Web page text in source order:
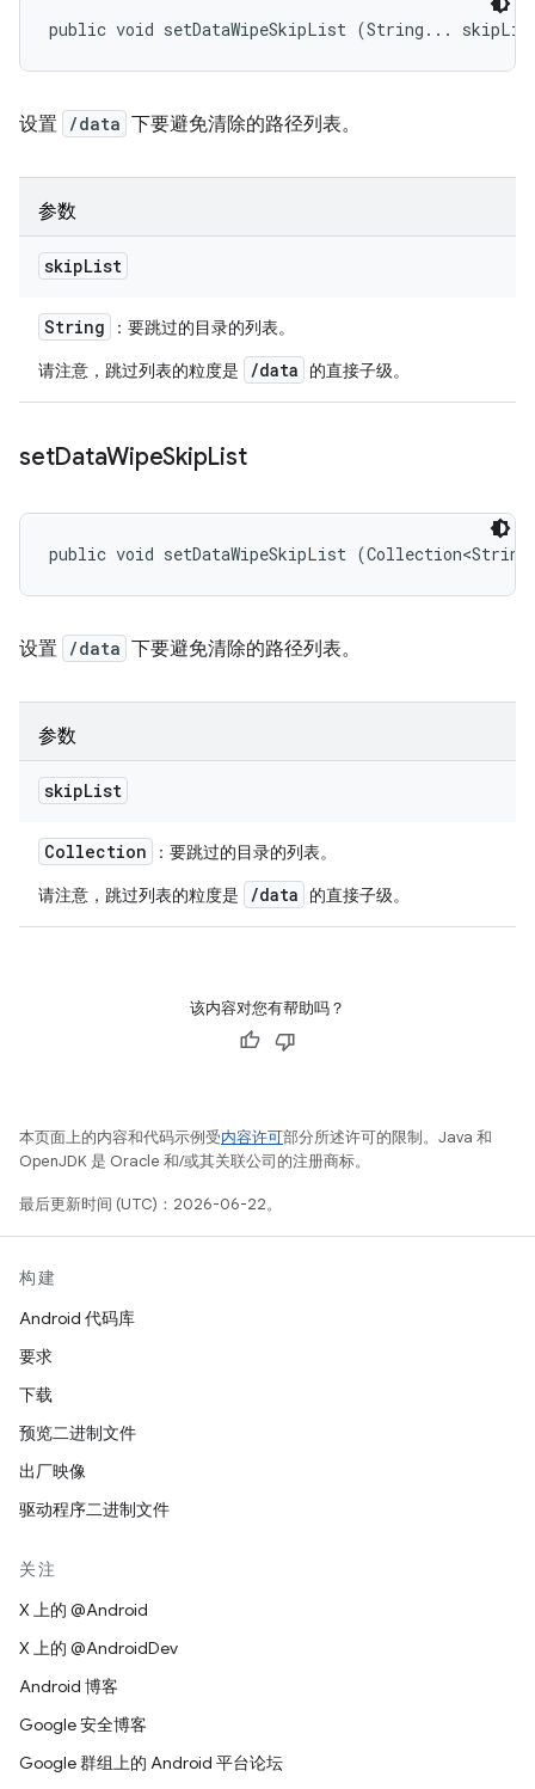
public void setDataWipeSkipList (String...
设置 /data 下要避免清除的路径列表。
参数
skipList
String
：要跳过的目录的列表。
请注意，跳过列表的粒度是
/data 的直接子级。
setDataWipeSkipList
public void setDataWipeSkipList
设置 /data 下要避免清除的路径列表。
参数
skipList
Collection
：要跳过的目录的列表。
请注意，跳过列表的粒度是
/data 的直接子级。
该内容对您有帮助吗？
本页面上的内容和代码示例受内容许可部分所述许可的限制。Java 和
OpenJDK 是 Oracle 和/或其关联公司的注册商标。
最后更新时间 (UTC)：2026-06-22。
构建
Android 代码库
要求
下载
预览二进制文件
出厂映像
驱动程序二进制文件
关注
X 上的 @Android
X 上的 @AndroidDev
Android 博客
Google 安全博客
Google 群组上的 Android 平台论坛